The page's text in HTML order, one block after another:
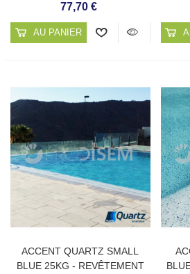
77,70 €
AU PANIER
ACCENT QUARTZ SMALL
BLUE 25KG - REVÊTEMENT